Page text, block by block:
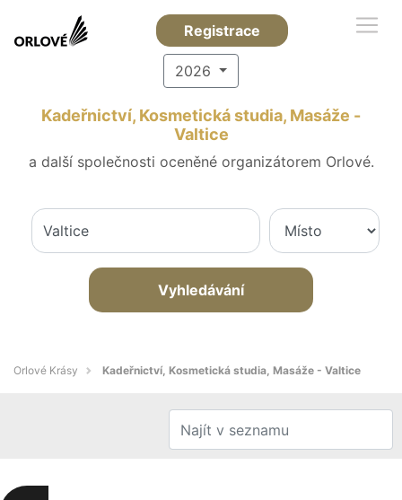
Registrace
2026
Kadeřnictví, Kosmetická studia, Masáže -
Valtice
a další společnosti oceněné organizátorem Orlové.
Vyhledávání
Orlové Krásy Kadeřnictví, Kosmetická studia, Masáže - Valtice